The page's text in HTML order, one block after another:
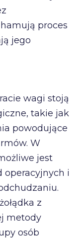
proces
jego
wagi stoją
takie jak
powodujące
W
jest
operacyjnych i
z
metody
osób